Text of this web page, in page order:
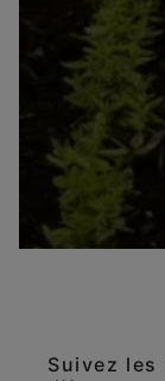
Suivez les